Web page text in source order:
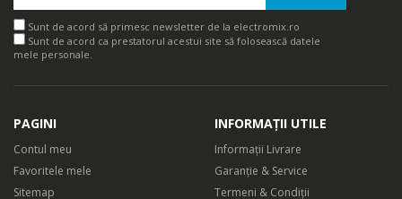
Sunt de acord să primesc newsletter de la electromix.ro
Sunt de acord ca prestatorul acestui site să folosească datele
mele personale.
PAGINI
Contul meu
Favoritele mele
Sitemap
INFORMAȚII UTILE
Informații Livrare
Garanție & Service
Termeni & Condiții